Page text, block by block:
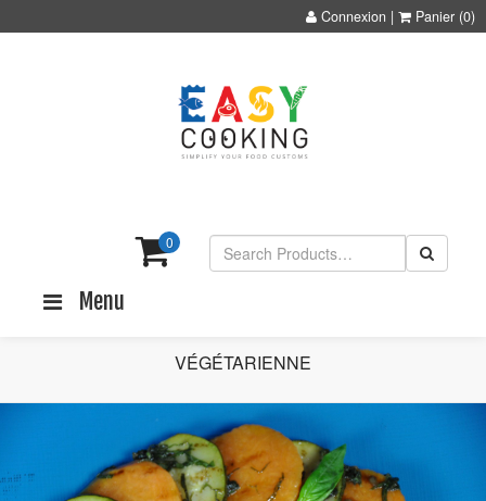
Connexion | Panier (0)
0
Menu
VÉGÉTARIENNE